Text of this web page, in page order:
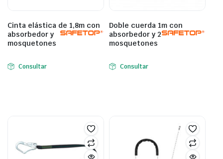
Cinta elástica de 1,8m con
absorbedor y
mosquetones
Consultar
Doble cuerda 1m con
absorbedor y 2
mosquetones
Consultar